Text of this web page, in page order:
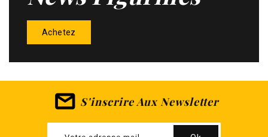
Achetez
S'inscrire Aux Newsletter